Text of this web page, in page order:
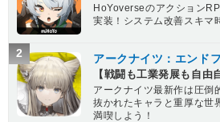
HoYoverseのアクション
実装！システム改善スキマ
2 アークナイツ：エンド
【戦闘も工業発展も自由
アークナイツ最新作は圧倒
抜かれたキャラと重厚な世
満喫しよう！